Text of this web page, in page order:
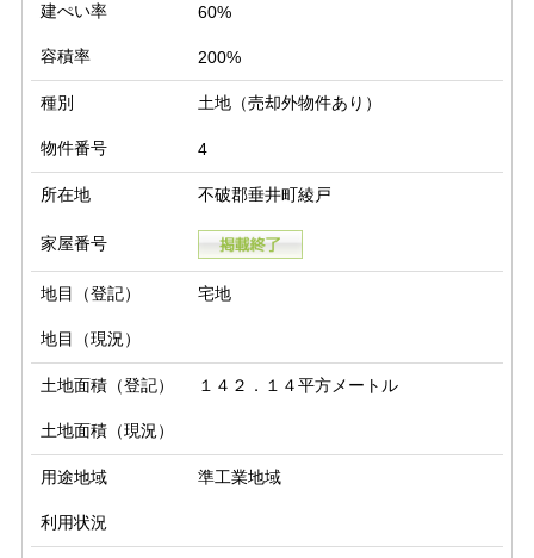
建ぺい率 60%
容積率 200%
種別 土地（売却外物件あり）
物件番号 4
所在地 不破郡垂井町綾戸
家屋番号
地目（登記） 宅地
地目（現況）
土地面積（登記） １４２．１４平方メートル
土地面積（現況）
用途地域 準工業地域
利用状況